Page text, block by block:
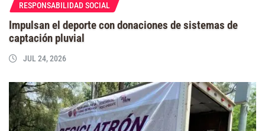
RESPONSABILIDAD SOCIAL
Impulsan el deporte con donaciones de sistemas de
captación pluvial
JUL 24, 2026